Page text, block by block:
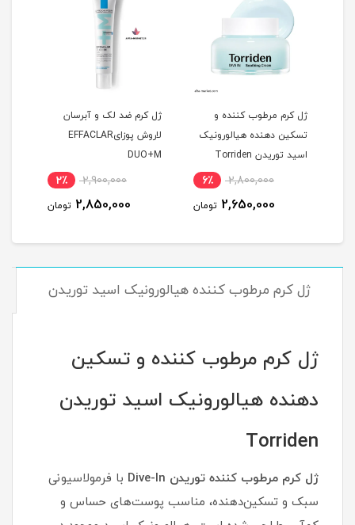
ژل کرم مرطوب کننده و
تسکین دهنده هیالورونیک
اسید توریدن Torriden
2,800,000 6٪
2,650,000 تومان
ژل کرم ضد لک و آبرسان
لاروش پوزایEFFACLAR
DUO+M
2,900,000 2٪
2,850,000 تومان
ژل کرم مرطوب کننده هیالورونیک اسید توریدن
ژل کرم مرطوب کننده و تسکین
دهنده هیالورونیک اسید توریدن
Torriden
ژل کرم مرطوب کننده توریدن Dive-In
با فرمولاسیونی
سبک و تسکین‌دهنده، مناسب پوست‌های حساس و